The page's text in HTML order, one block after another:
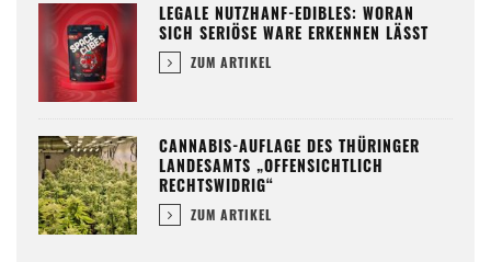
LEGALE NUTZHANF-EDIBLES: WORAN
SICH SERIÖSE WARE ERKENNEN LÄSST
ZUM ARTIKEL
CANNABIS-AUFLAGE DES THÜRINGER
LANDESAMTS „OFFENSICHTLICH
RECHTSWIDRIG“
ZUM ARTIKEL